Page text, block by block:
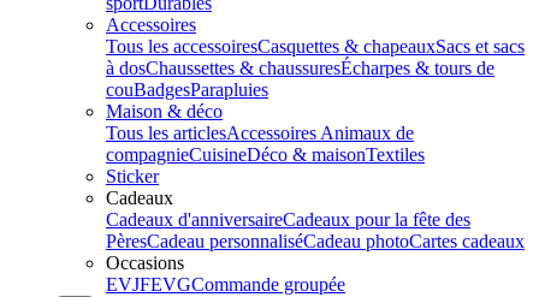
Accessoires
Tous les accessoiresCasquettes & chapeauxSacs et sacs
à dosChaussettes & chaussuresÉcharpes & tours de
couBadgesParapluies
Maison & déco
Tous les articlesAccessoires Animaux de
compagnieCuisineDéco & maisonTextiles
Sticker
Cadeaux
Cadeaux d'anniversaireCadeaux pour la fête des
PèresCadeau personnaliséCadeau photoCartes cadeaux
Occasions
EVJFEVGCommande groupée